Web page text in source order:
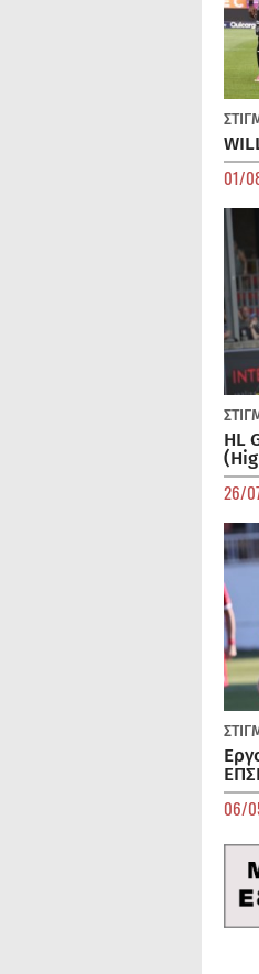
01/
HL
26/
06/